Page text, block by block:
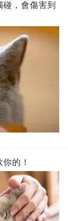
，會傷害到
的！